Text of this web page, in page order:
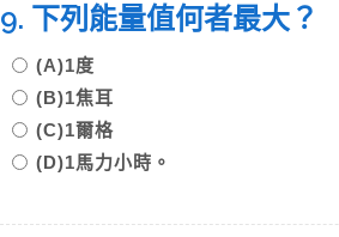
9. 下列能量值何者最大？
(A)1度
(B)1焦耳
(C)1爾格
(D)1馬力小時。